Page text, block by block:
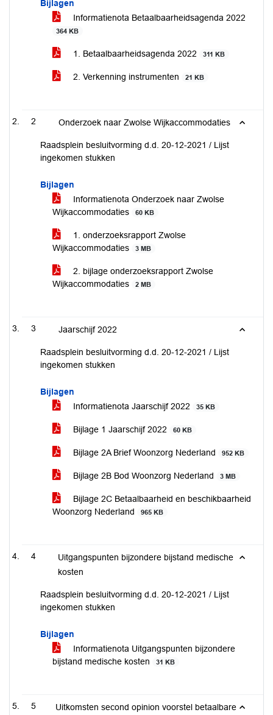
Bijlagen
Informatienota Betaalbaarheidsagenda 2022
364 KB
1. Betaalbaarheidsagenda 2022 311 KB
2. Verkenning instrumenten 21 KB
2 Onderzoek naar Zwolse Wijkaccommodaties
Raadsplein besluitvorming d.d. 20-12-2021 / Lijst
ingekomen stukken
Bijlagen
Informatienota Onderzoek naar Zwolse
Wijkaccommodaties
60 KB
1. onderzoeksrapport Zwolse
Wijkaccommodaties
3 MB
2. bijlage onderzoeksrapport Zwolse
Wijkaccommodaties
2 MB
3 Jaarschijf 2022
Raadsplein besluitvorming d.d. 20-12-2021 / Lijst
ingekomen stukken
Bijlagen
Informatienota Jaarschijf 2022
35 KB
Bijlage 1 Jaarschijf 2022 60 KB
Bijlage 2A Brief Woonzorg Nederland 952 KB
Bijlage 2B Bod Woonzorg Nederland 3 MB
Bijlage 2C Betaalbaarheid en beschikbaarheid
Woonzorg Nederland
965 KB
4
Uitgangspunten bijzondere bijstand medische
kosten
Raadsplein besluitvorming d.d. 20-12-2021 / Lijst
ingekomen stukken
Bijlagen
Informatienota Uitgangspunten bijzondere
bijstand medische kosten
31 KB
5
Uitkomsten second opinion voorstel betaalbare